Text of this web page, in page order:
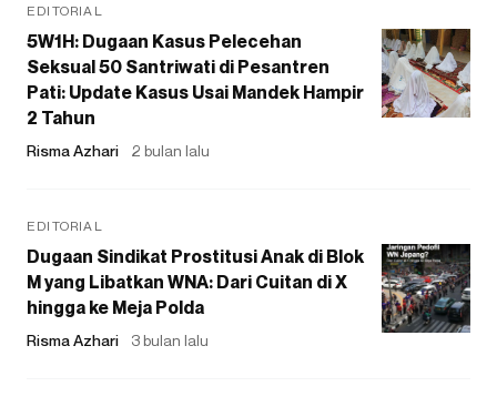
EDITORIAL
5W1H: Dugaan Kasus Pelecehan
Seksual 50 Santriwati di Pesantren
Pati: Update Kasus Usai Mandek Hampir
2 Tahun
Risma Azhari 2 bulan lalu
EDITORIAL
Dugaan Sindikat Prostitusi Anak di Blok
M yang Libatkan WNA: Dari Cuitan di X
hingga ke Meja Polda
Risma Azhari 3 bulan lalu